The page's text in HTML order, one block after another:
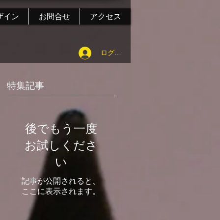
イン お問合せ アクセス
ログイン
特集記事
後でもう一度
お試しくださ
い
記事が公開されると、
ここに表示されます。